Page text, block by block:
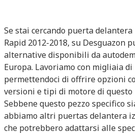
Se stai cercando puerta
Rapid 2012-2018, su Desguazon
alternative disponibili da
Europa. Lavoriamo con migliaia
permettendoci di offrire opzioni
versioni e tipi di motore di questo
Sebbene questo pezzo specifico
abbiamo altri puertas delantera
che potrebbero adattarsi alle